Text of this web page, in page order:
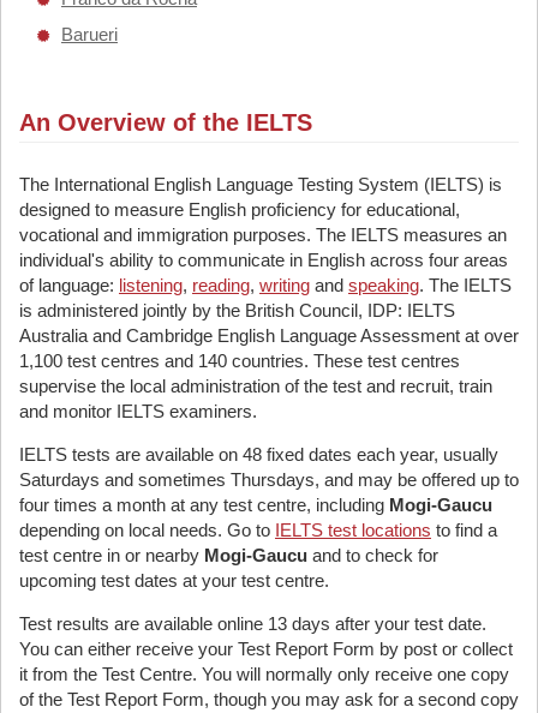
Barueri
An Overview of the IELTS
The International English Language Testing System (IELTS) is
designed to measure English proficiency for educational,
vocational and immigration purposes. The IELTS measures an
individual's ability to communicate in English across four areas
of language: listening, reading, writing and speaking. The IELTS
is administered jointly by the British Council, IDP: IELTS
Australia and Cambridge English Language Assessment at over
1,100 test centres and 140 countries. These test centres
supervise the local administration of the test and recruit, train
and monitor IELTS examiners.
IELTS tests are available on 48 fixed dates each year, usually
Saturdays and sometimes Thursdays, and may be offered up to
four times a month at any test centre, including Mogi-Gaucu
depending on local needs. Go to IELTS test locations to find a
test centre in or nearby Mogi-Gaucu and to check for
upcoming test dates at your test centre.
Test results are available online 13 days after your test date.
You can either receive your Test Report Form by post or collect
it from the Test Centre. You will normally only receive one copy
of the Test Report Form, though you may ask for a second copy